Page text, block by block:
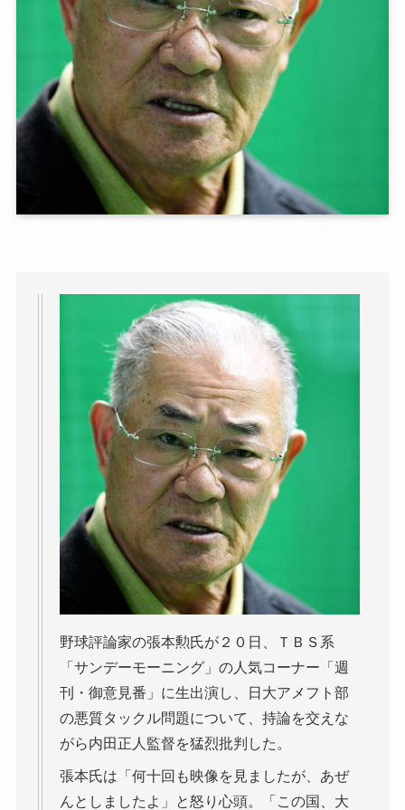
野球評論家の張本勲氏が２０日、ＴＢＳ系
「サンデーモーニング」の人気コーナー「週
刊・御意見番」に生出演し、日大アメフト部
の悪質タックル問題について、持論を交えな
がら内田正人監督を猛烈批判した。
張本氏は「何十回も映像を見ましたが、あぜ
んとしましたよ」と怒り心頭。「この国、大